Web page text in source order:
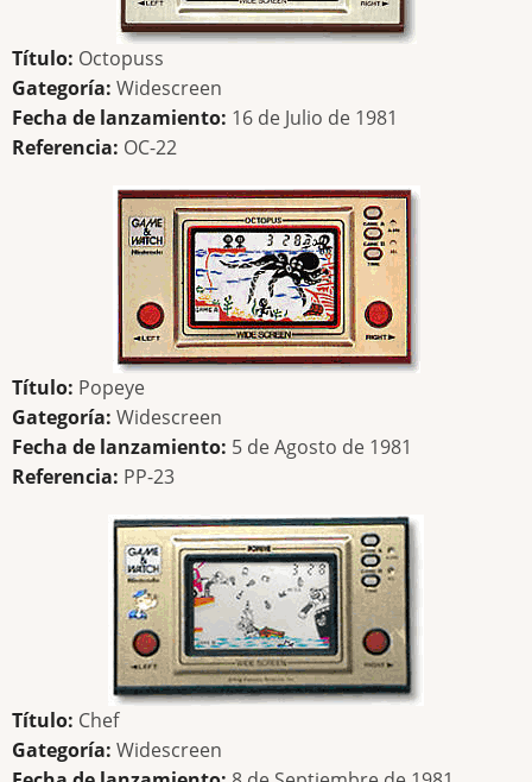
Título: Octopuss
Gategoría: Widescreen
Fecha de lanzamiento: 16 de Julio de 1981
Referencia: OC-22
Título: Popeye
Gategoría: Widescreen
Fecha de lanzamiento: 5 de Agosto de 1981
Referencia: PP-23
Título: Chef
Gategoría: Widescreen